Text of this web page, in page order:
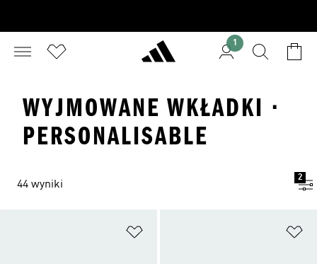
1
WYJMOWANE WKŁADKI ·
PERSONALISABLE
44 wyniki
2